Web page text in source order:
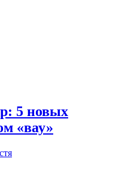
5 новых
«вау»